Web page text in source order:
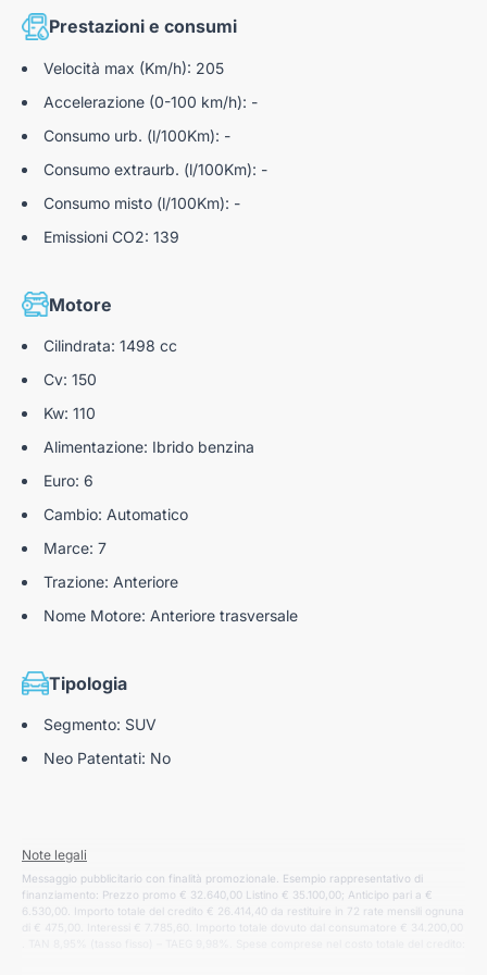
Sistema per la chiamata di emergenza e-Call
Traffic sign recognition (riconoscimento dei segnali
Lane Assist (sistema di mantenimento della corsia)
Freno di stazionamento elettrico
Sensori di parcheggio anteriori e poteriori
Videocamera posteriore
Prestazioni e consumi
Velocità max (Km/h): 205
Accelerazione (0-100 km/h): -
Consumo urb. (l/100Km): -
Consumo extraurb. (l/100Km): -
Consumo misto (l/100Km): -
Emissioni CO2: 139
Motore
Cilindrata: 1498 cc
Cv: 150
Kw: 110
Alimentazione: Ibrido benzina
Euro: 6
Cambio: Automatico
Marce: 7
Trazione: Anteriore
Nome Motore: Anteriore trasversale
Tipologia
Segmento: SUV
Neo Patentati: No
Note legali
Messaggio pubblicitario con finalità promozionale. Esempio rappresentativo di
finanziamento: Prezzo promo € 32.640,00 Listino € 35.100,00; Anticipo pari a €
6.530,00. Importo totale del credito € 26.414,40 da restituire in 72 rate mensili ognuna
di € 475,00. Interessi € 7.785,60. Importo totale dovuto dal consumatore € 34.200,00